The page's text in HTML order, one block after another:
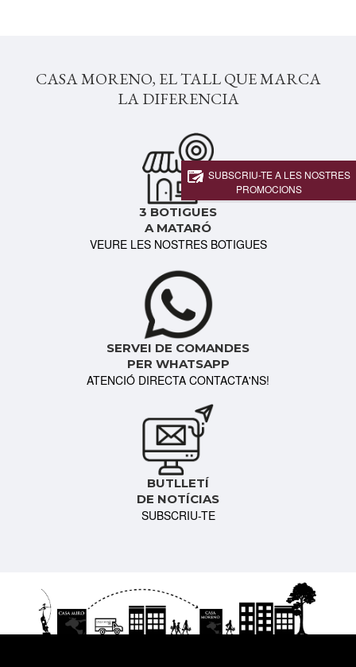
CASA MORENO, EL TALL QUE MARCA
LA DIFERENCIA
3 BOTIGUES
A MATARÓ
VEURE LES NOSTRES BOTIGUES
SERVEI DE COMANDES
PER WHATSAPP
ATENCIÓ DIRECTA CONTACTA'NS!
BUTLLETÍ
DE NOTÍCIAS
SUBSCRIU-TE
SUBSCRIU-TE A LES NOSTRES
PROMOCIONS